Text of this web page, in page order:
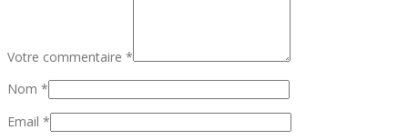
Votre commentaire *
Nom *
Email *